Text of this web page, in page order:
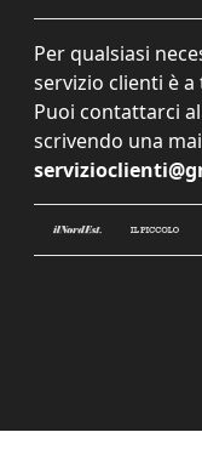
Per qualsiasi
servizio clienti è
Puoi contattarci
scrivendo una